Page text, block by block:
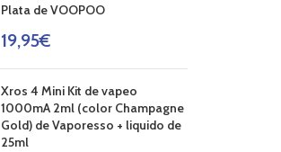
Plata de VOOPOO
19,95€
Xros 4 Mini Kit de vapeo
1000mA 2ml (color Champagne
Gold) de Vaporesso + liquido de
25ml